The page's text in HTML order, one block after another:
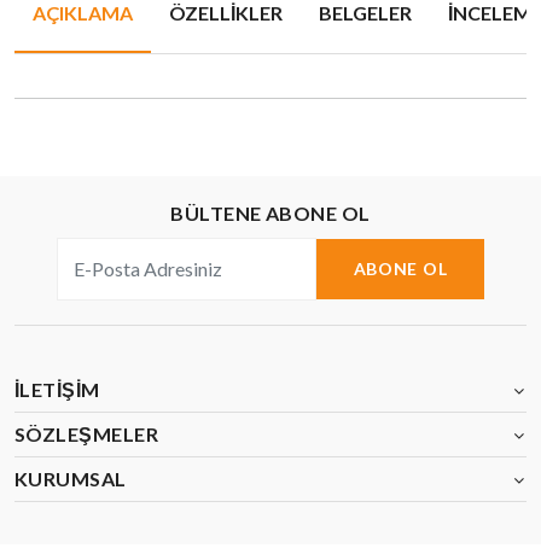
AÇIKLAMA ÖZELLIKLER BELGELER
BÜLTENE ABONE OL
ABONE OL
İLETIŞIM
SÖZLEŞMELER
KURUMSAL